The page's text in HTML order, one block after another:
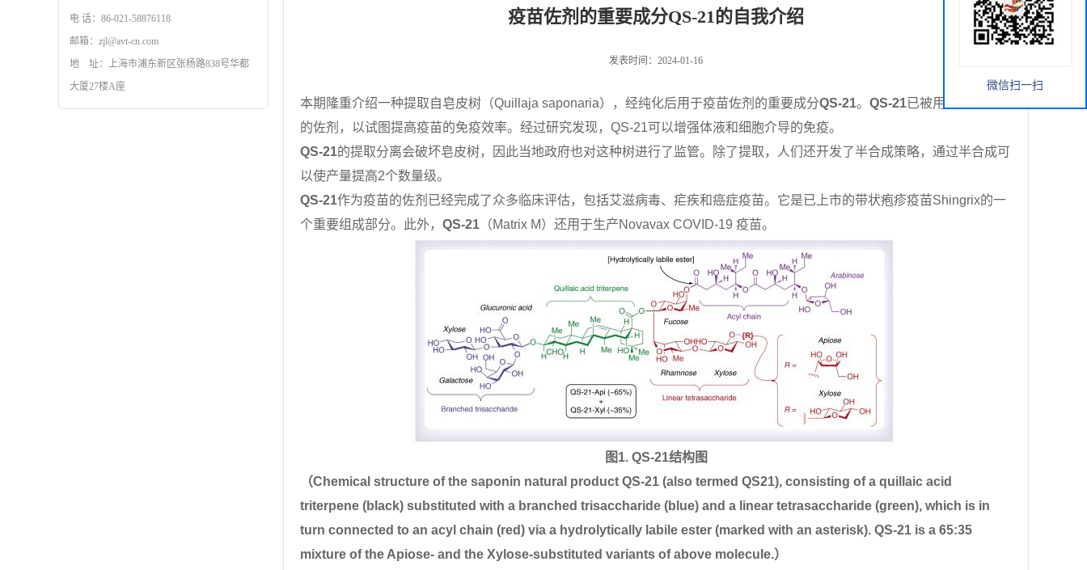
电 话：86-021-58876118
邮箱：zjl@avt-cn.com
地 址：上海市浦东新区张杨路838号华都
大厦27楼A座
疫苗佐剂的重要成分QS-21的自我介绍
发表时间：2024-01-16
本期隆重介绍一种提取自皂皮树 （Quillaja saponaria） ， 经纯化后用于疫苗佐剂的重要成分QS-21。 QS-21已被用作各种疫苗
的佐剂，以试图提高疫苗的免疫效率。经过研究发现， QS-21可以增强体液和细胞介导的免疫。
QS-21的提取分离会破坏皂皮树，因此当地政府也对这种树进行了监管。除了提取，人们还开发了半合成策略，通过半合成可
以使产量提高2个数量级。
QS-21作为疫苗的佐剂已经完成了众多临床评估，包括艾滋病毒、疟疾和癌症疫苗。它是已上市的带状疱疹疫苗Shingrix的一
个重要组成部分。此外， QS-21 （Matrix M）还用于生产Novavax COVID-19 疫苗。
图1. QS-21结构图
（Chemical structure of the saponin natural product QS-21 (also termed QS21), consisting of a quillaic acid
triterpene (black) substituted with a branched trisaccharide (blue) and a linear tetrasaccharide (green), which is in
turn connected to an acyl chain (red) via a hydrolytically labile ester (marked with an asterisk). QS-21 is a 65:35
mixture of the Apiose- and the Xylose-substituted variants of above molecule.）
微信扫一扫